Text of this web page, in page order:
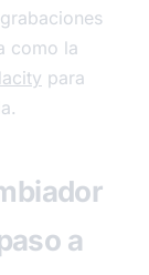
como la
para
a